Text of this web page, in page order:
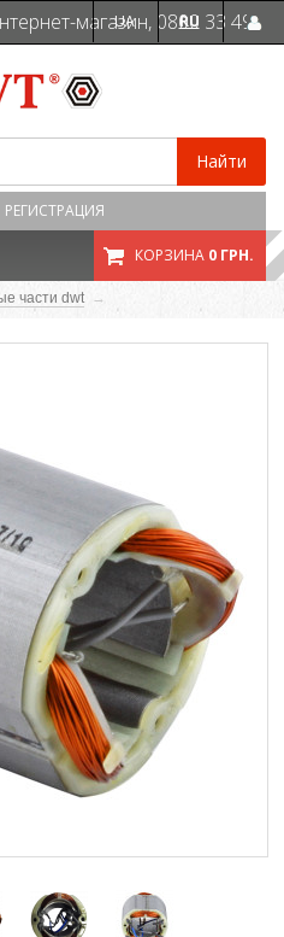
магазин, 0800 33 49
UA RU
Найти
РЕГИСТРАЦИЯ
КОРЗИНА 0 ГРН.
части dwt →